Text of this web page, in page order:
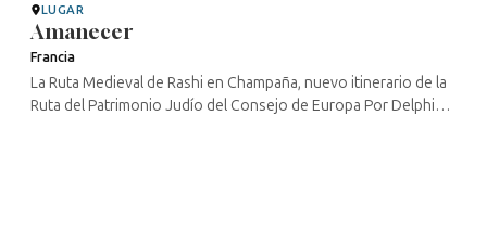
LUGAR
Amanecer
Francia
La Ruta Medieval de Rashi en Champaña, nuevo itinerario de la
Ruta del Patrimonio Judío del Consejo de Europa Por Delphine